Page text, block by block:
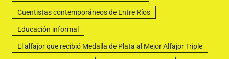
Cuentistas contemporáneos de Entre Ríos
Educación informal
El alfajor que recibió Medalla de Plata al Mejor Alfajor Triple